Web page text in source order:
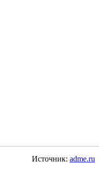
Источник: adme.ru